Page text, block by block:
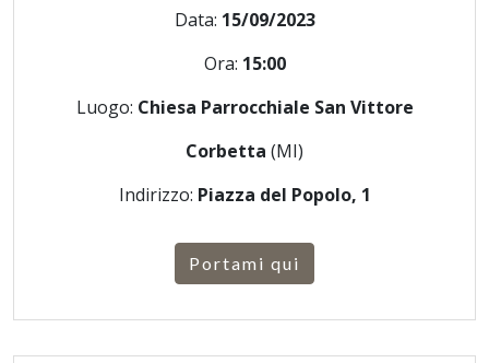
Data: 15/09/2023
Ora: 15:00
Luogo: Chiesa Parrocchiale San Vittore
Corbetta (MI)
Indirizzo: Piazza del Popolo, 1
Portami qui